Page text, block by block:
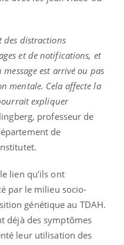
des distractions
et de notifications, et
est arrivé ou pas
mentale. Cela affecte la
expliquer
professeur de
de
lien qu’ils ont
par le milieu socio-
génétique au TDAH.
déjà des symptômes
leur utilisation des